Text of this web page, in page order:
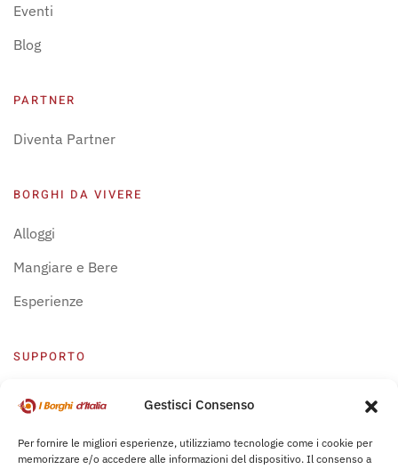
Gestisci Consenso
Per fornire le migliori esperienze, utilizziamo tecnologie come i cookie per
memorizzare e/o accedere alle informazioni del dispositivo. Il consenso a
Eventi
Blog
PARTNER
Diventa Partner
BORGHI DA VIVERE
Alloggi
Mangiare e Bere
Esperienze
SUPPORTO
Centro Supporto
Leggi Bochure